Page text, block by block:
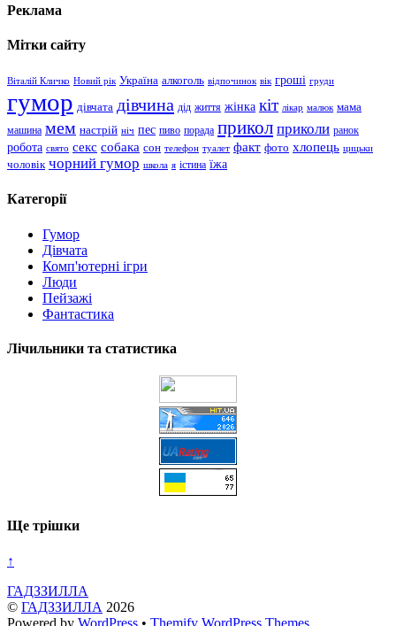
Реклама
Мітки сайту
Віталій Кличко Новий рік Україна алкоголь відпочинок вік гроші груди
гумор дівчата дівчина дід життя жінка кіт лікар малюк мама
машина мем настрій ніч пес пиво порада прикол приколи ранок
робота свято секс собака сон телефон туалет факт фото хлопець цицьки
чоловік чорний гумор школа я істина їжа
Категорії
Гумор
Дівчата
Комп'ютерні ігри
Люди
Пейзажі
Фантастика
Лічильники та статистика
Ще трішки
↑
ГАДЗЗИЛЛА
© ГАДЗЗИЛЛА 2026
Powered by WordPress • Themify WordPress Themes